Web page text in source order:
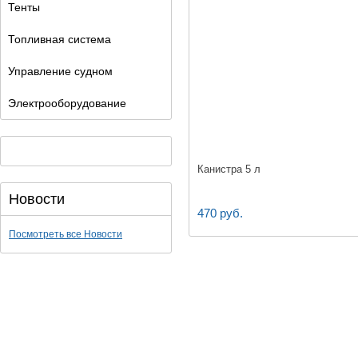
Канистра 5 л
470 руб.
Тенты
Топливная система
Управление судном
Электрооборудование
Новости
Посмотреть все Новости